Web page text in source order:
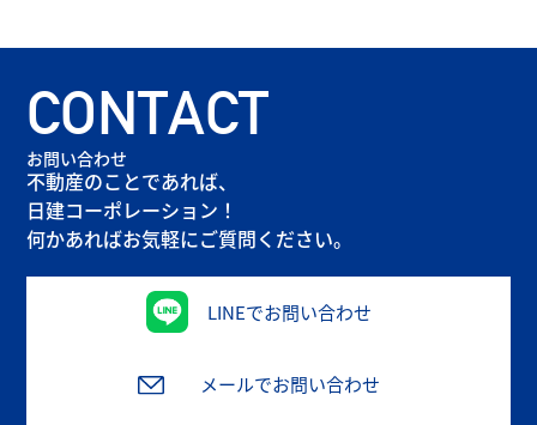
CONTACT
お問い合わせ
不動産のことであれば、
日建コーポレーション！
何かあればお気軽にご質問ください。
LINEでお問い合わせ
メールでお問い合わせ